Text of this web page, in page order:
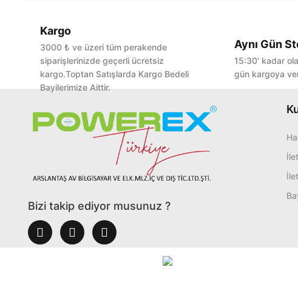
Kargo
3000 ₺ ve üzeri tüm perakende
siparişlerinizde geçerli ücretsiz
kargo.Toptan Satışlarda Kargo Bedeli
Bayilerimize Aittir.
Aynı Gün
15:30' kadar
gün kargoya
Bizi takip ediyor musunuz ?